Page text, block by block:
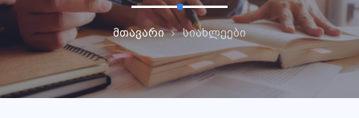
მთავარი სიახლეები